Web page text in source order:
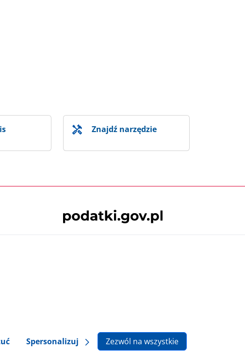
Znajdź narzędzie
podatki.gov.pl, niezależnie od celu i
będące przedmiotem praw autorskich, o ile
Polska.
Spersonalizuj Zezwól na wszystkie